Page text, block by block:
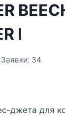
I
34
джета для